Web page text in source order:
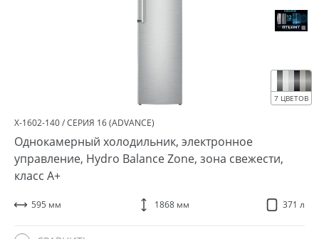
7 ЦВЕТОВ
Х-1602-140 / СЕРИЯ 16 (ADVANCE)
Однокамерный холодильник, электронное
управление, Hydro Balance Zone, зона свежести,
класс A+
595 мм 1868 мм 371 л